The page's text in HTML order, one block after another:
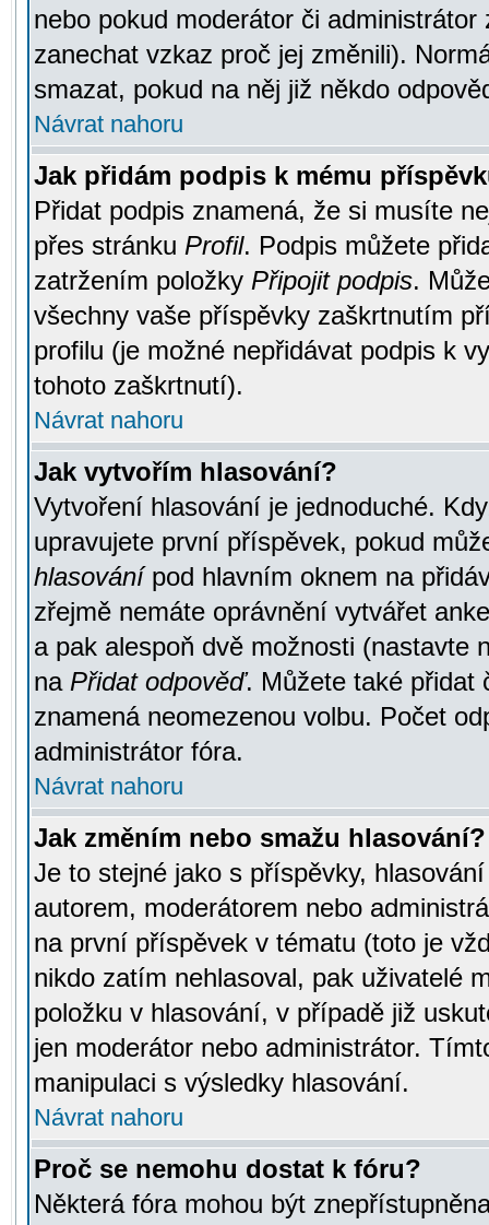
nebo pokud moderátor či
zanechat vzkaz proč jej změnili).
smazat, pokud na něj již někdo
Návrat nahoru
Jak přidám podpis k mému
Přidat podpis znamená, že si musíte
přes stránku Profil. Podpis můžete
zatržením položky Připojit podpis.
všechny vaše příspěvky zaškrtnutím
profilu (je možné nepřidávat podpis k
tohoto zaškrtnutí).
Návrat nahoru
Jak vytvořím hlasování?
Vytvoření hlasování je jednoduché.
upravujete první příspěvek, pokud
hlasovánípod hlavním oknem na
zřejmě nemáte oprávnění vytvářet
a pak alespoň dvě možnosti (nastavte
na Přidat odpověď. Můžete také přidat
znamená neomezenou volbu. Počet
administrátor fóra.
Návrat nahoru
Jak změním nebo smažu hlasování?
Je to stejné jako s příspěvky,
autorem, moderátorem nebo
na první příspěvek v tématu (toto je
nikdo zatím nehlasoval, pak uživatelé
položku v hlasování, v případě již
jen moderátor nebo administrátor.
manipulaci s výsledky hlasování.
Návrat nahoru
Proč se nemohu dostat k fóru?
Některá fóra mohou být